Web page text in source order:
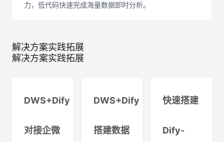
力，低代码快速完成海量数据即时分析。
解决方案实践拓展
解决方案实践拓展
DWS+Dify
对接企微
DWS+Dify
搭建数据
快速搭建
Dify-